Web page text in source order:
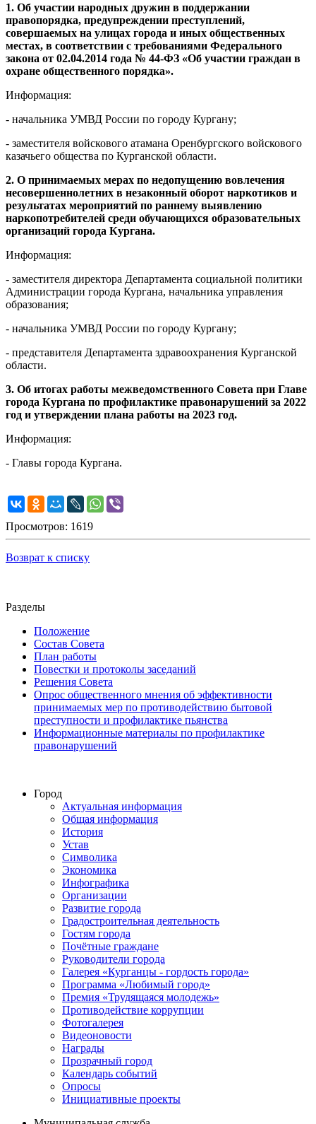
1. Об участии народных дружин в поддержании
правопорядка, предупреждении преступлений,
совершаемых на улицах города и иных общественных
местах, в соответствии с требованиями Федерального
закона от 02.04.2014 года № 44-ФЗ «Об участии граждан в
охране общественного порядка».
Информация:
- начальника УМВД России по городу Кургану;
- заместителя войскового атамана Оренбургского войскового
казачьего общества по Курганской области.
2. О принимаемых мерах по недопущению вовлечения
несовершеннолетних в незаконный оборот наркотиков и
результатах мероприятий по раннему выявлению
наркопотребителей среди обучающихся образовательных
организаций города Кургана.
Информация:
- заместителя директора Департамента социальной политики
Администрации города Кургана, начальника управления
образования;
- начальника УМВД России по городу Кургану;
- представителя Департамента здравоохранения Курганской
области.
3. Об итогах работы межведомственного Совета при Главе
города Кургана по профилактике правонарушений за 2022
год и утверждении плана работы на 2023 год.
Информация:
- Главы города Кургана.
Просмотров: 1619
Возврат к списку
Разделы
Положение
Состав Совета
План работы
Повестки и протоколы заседаний
Решения Совета
Опрос общественного мнения об эффективности
принимаемых мер по противодействию бытовой
преступности и профилактике пьянства
Информационные материалы по профилактике
правонарушений
Город
Актуальная информация
Общая информация
История
Устав
Символика
Экономика
Инфографика
Организации
Развитие города
Градостроительная деятельность
Гостям города
Почётные граждане
Руководители города
Галерея «Курганцы - гордость города»
Программа «Любимый город»
Премия «Трудящаяся молодежь»
Противодействие коррупции
Фотогалерея
Видеоновости
Награды
Прозрачный город
Календарь событий
Опросы
Инициативные проекты